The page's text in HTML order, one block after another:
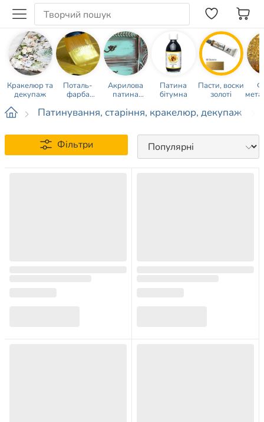
Кракелюр та
декупаж
Поталь-
фарба
Акрилова
патина
Патина
бітумна
Пасти, воски
золоті
Патинування, старіння, кракелюр, декупаж
Фільтри